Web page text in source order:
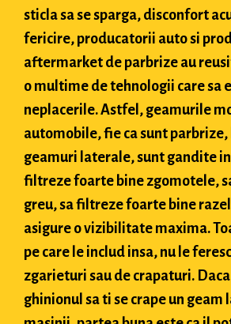
sticla sa se sparga, disconfort
fericire, producatorii auto si
aftermarket de parbrize au
o multime de tehnologii care sa
neplacerile. Astfel, geamurile
automobile, fie ca sunt parbrize,
geamuri laterale, sunt gandite
filtreze foarte bine zgomotele,
greu, sa filtreze foarte bine
asigure o vizibilitate maxima.
pe care le includ insa, nu le
zgarieturi sau de crapaturi.
ghinionul sa ti se crape un geam